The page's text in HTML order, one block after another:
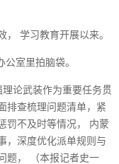
学习教育开展以来。
室里拍脑袋。
论武装作为重要任务贯
排查梳理问题清单，紧
罚不及时等情况， 内蒙
，深度优化派单规则与
题， （本报记者史一